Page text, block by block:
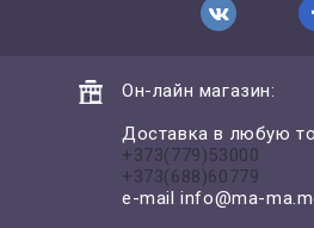
Он-лайн магазин:
Доставка в любую
+373(779)53000
+373(688)60779
e-mailinfo@ma-